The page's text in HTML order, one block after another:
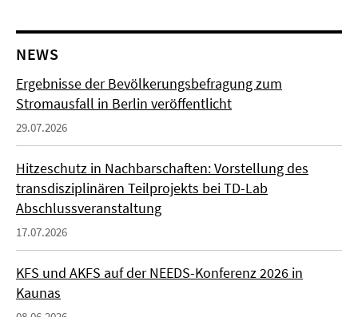
NEWS
Ergebnisse der Bevölkerungsbefragung zum
Stromausfall in Berlin veröffentlicht
29.07.2026
Hitzeschutz in Nachbarschaften: Vorstellung des
transdisziplinären Teilprojekts bei TD-Lab
Abschlussveranstaltung
17.07.2026
KFS und AKFS auf der NEEDS-Konferenz 2026 in
Kaunas